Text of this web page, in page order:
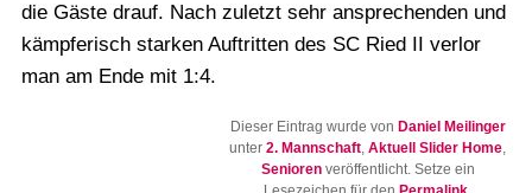
die Gäste drauf. Nach zuletzt sehr ansprechenden und
kämpferisch starken Auftritten des SC Ried II verlor
man am Ende mit 1:4.
Dieser Eintrag wurde von Daniel Meilinger
unter2. Mannschaft,Aktuell Slider Home,
Senioren veröffentlicht. Setze ein